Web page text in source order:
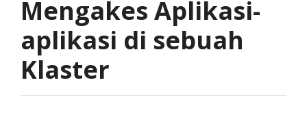
Mengakes Aplikasi-
aplikasi di sebuah
Klaster